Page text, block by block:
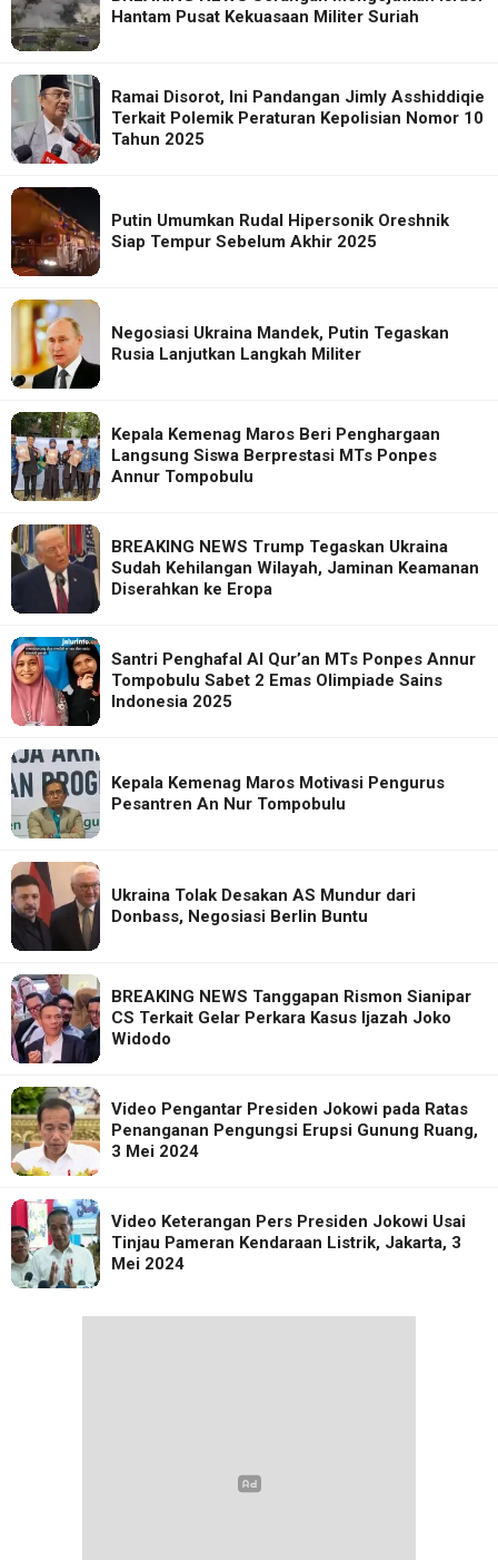
Hantam Pusat Kekuasaan Militer Suriah
Ramai Disorot, Ini Pandangan Jimly Asshiddiqie
Terkait Polemik Peraturan Kepolisian Nomor 10
Tahun 2025
Putin Umumkan Rudal Hipersonik Oreshnik
Siap Tempur Sebelum Akhir 2025
Negosiasi Ukraina Mandek, Putin Tegaskan
Rusia Lanjutkan Langkah Militer
Kepala Kemenag Maros Beri Penghargaan
Langsung Siswa Berprestasi MTs Ponpes
Annur Tompobulu
BREAKING NEWS Trump Tegaskan Ukraina
Sudah Kehilangan Wilayah, Jaminan Keamanan
Diserahkan ke Eropa
Santri Penghafal Al Qur’an MTs Ponpes Annur
Tompobulu Sabet 2 Emas Olimpiade Sains
Indonesia 2025
Kepala Kemenag Maros Motivasi Pengurus
Pesantren An Nur Tompobulu
Ukraina Tolak Desakan AS Mundur dari
Donbass, Negosiasi Berlin Buntu
BREAKING NEWS Tanggapan Rismon Sianipar
CS Terkait Gelar Perkara Kasus Ijazah Joko
Widodo
Video Pengantar Presiden Jokowi pada Ratas
Penanganan Pengungsi Erupsi Gunung Ruang,
3 Mei 2024
Video Keterangan Pers Presiden Jokowi Usai
Tinjau Pameran Kendaraan Listrik, Jakarta, 3
Mei 2024